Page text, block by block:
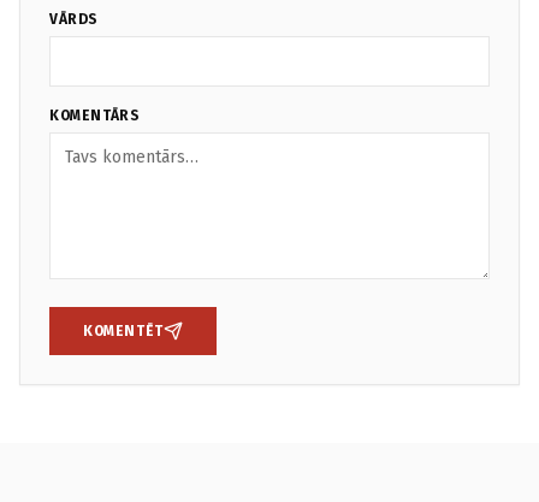
VĀRDS
KOMENTĀRS
KOMENTĒT